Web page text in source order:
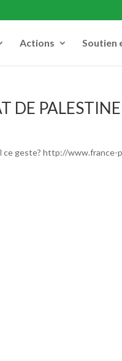
Actions Soutien
DE PALESTINE
ce geste? http://